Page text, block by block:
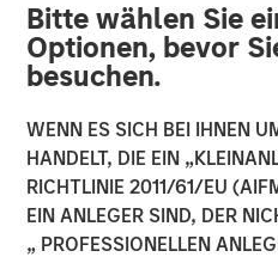
Bitte wählen Sie
Optionen, bevor
besuchen.
WENN ES SICH BEI IHNEN
HANDELT, DIE EIN
RICHTLINIE 2011/61/EU
EIN ANLEGER SIND, DER
„ PROFESSIONELLEN
NEWSROOM
Lightspeed to
Ecwid and
unify
and ignite